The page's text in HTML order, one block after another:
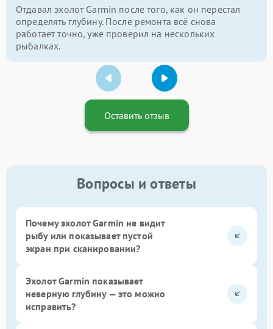
Отдавал эхолот Garmin после того, как он перестал
определять глубину. После ремонта всё снова
работает точно, уже проверил на нескольких
рыбалках.
Оставить отзыв
Вопросы и ответы
Почему эхолот Garmin не видит
рыбу или показывает пустой
экран при сканировании?
Эхолот Garmin показывает
неверную глубину — это можно
исправить?